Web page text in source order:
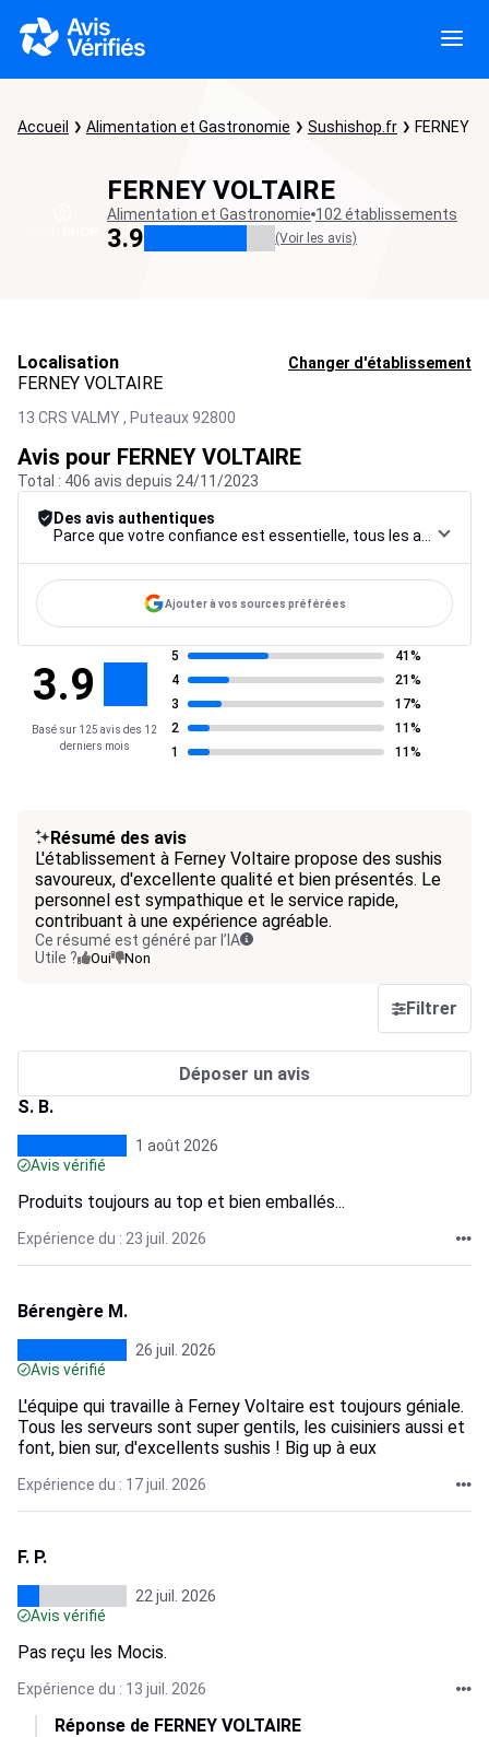
Accueil Alimentation et Gastronomie Sushishop.fr FERNEY
FERNEY VOLTAIRE
Alimentation et Gastronomie 102 établissements
3.9 (Voir les avis)
Localisation Changer d'établissement
FERNEY VOLTAIRE
13 CRS VALMY , Puteaux92800
Avis pour FERNEY VOLTAIRE
Total : 406 avis depuis 24/11/2023
Des avis authentiques
Ajouter à vos sources préférées
3.9
Basé sur 125 avis des 12
derniers mois
5
41%
4
21%
3
17%
2
11%
1
11%
Résumé des avis
L'établissement à Ferney Voltaire propose des sushis
savoureux, d'excellente qualité et bien présentés. Le
personnel est sympathique et le service rapide,
contribuant à une expérience agréable.
Ce résumé est généré par l’IA
Utile ?
Oui Non
Filtrer
Déposer un avis
S. B.
1 août 2026
Avis vérifié
Produits toujours au top et bien emballés...
Expérience du : 23 juil. 2026
Bérengère M.
26 juil. 2026
Avis vérifié
L'équipe qui travaille à Ferney Voltaire est toujours géniale.
Tous les serveurs sont super gentils, les cuisiniers aussi et
font, bien sur, d'excellents sushis ! Big up à eux
Expérience du : 17 juil. 2026
F. P.
22 juil. 2026
Avis vérifié
Pas reçu les Mocis.
Expérience du : 13 juil. 2026
Réponse de FERNEY VOLTAIRE